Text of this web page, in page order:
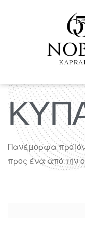
Πανέμορφα
προς ένα από την